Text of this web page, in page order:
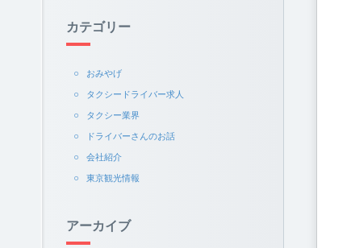
カテゴリー
おみやげ
タクシードライバー求人
タクシー業界
ドライバーさんのお話
会社紹介
東京観光情報
アーカイブ